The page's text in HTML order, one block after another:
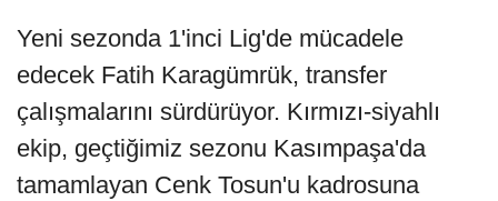
Yeni sezonda 1'inci Lig'de mücadele
edecek Fatih Karagümrük, transfer
çalışmalarını sürdürüyor. Kırmızı-siyahlı
ekip, geçtiğimiz sezonu Kasımpaşa'da
tamamlayan Cenk Tosun'u kadrosuna